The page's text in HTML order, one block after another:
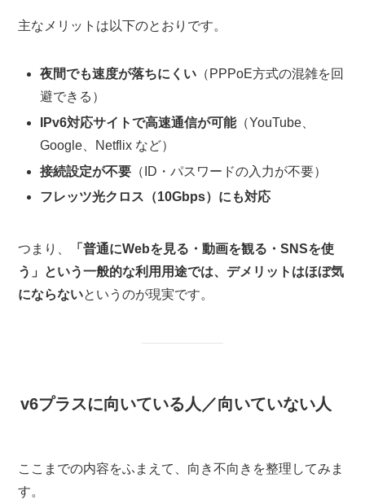
主なメリットは以下のとおりです。
夜間でも速度が落ちにくい （PPPoE方式の混雑を回
避できる）
IPv6対応サイトで高速通信が可能（YouTube、
Google、Netflix など）
接続設定が不要 （ID・パスワードの入力が不要）
フレッツ光クロス（10Gbps）にも対応
つまり、
「普通にWebを見る・動画を観る・SNSを使
う」という一般的な利用用途では、デメリットはほぼ気
にならないというのが現実です。
v6プラスに向いている人／向いていない人
ここまでの内容をふまえて、向き不向きを整理してみま
す。